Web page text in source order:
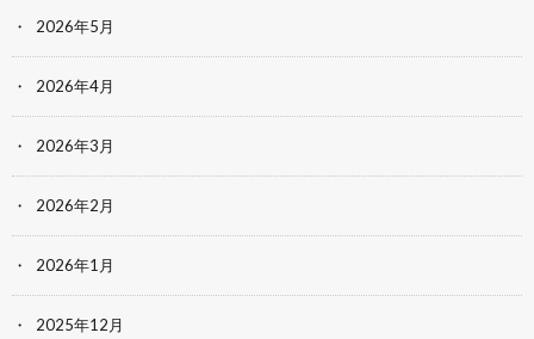
2026年5月
2026年4月
2026年3月
2026年2月
2026年1月
2025年12月